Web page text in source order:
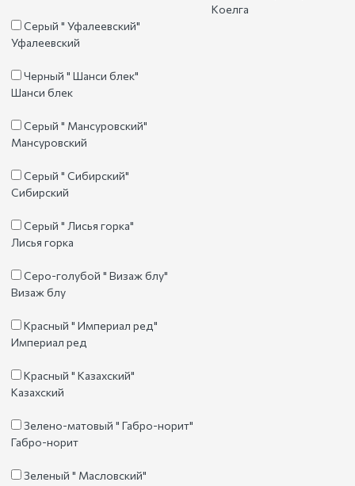
Коелга
Серый " Уфалеевский"
Уфалеевский
Черный " Шанси блек"
Шанси блек
Серый " Мансуровский"
Мансуровский
Серый " Сибирский"
Сибирский
Серый " Лисья горка"
Лисья горка
Серо-голубой " Визаж блу"
Визаж блу
Красный " Империал ред"
Империал ред
Красный " Казахский"
Казахский
Зелено-матовый " Габро-норит"
Габро-норит
Зеленый " Масловский"